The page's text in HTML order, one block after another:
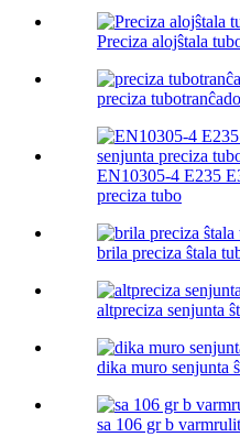
Preciza alojŝtala
preciza tubotranĉado
EN10305-4 E235
preciza tubo
brila preciza ŝtala
altpreciza senjunta
dika muro senjunta
sa 106 gr b